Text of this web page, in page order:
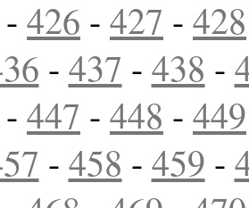
- 426 - 427 - 428
- 437 - 438 -
- 447 - 448 - 449
- 458 - 459 -